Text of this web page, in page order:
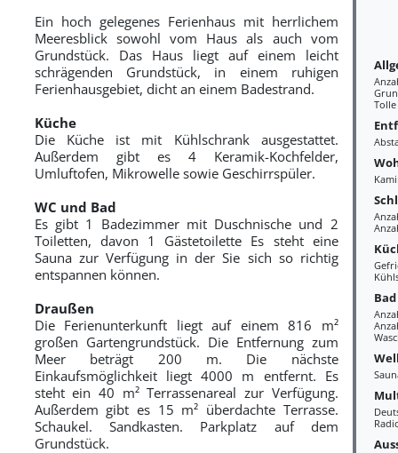
Bad
Ein hoch gelegenes Ferienhaus mit herrlichem
Meeresblick sowohl vom Haus als auch vom
Grundstück. Das Haus liegt auf einem leicht
schrägenden Grundstück, in einem ruhigen
Ferienhausgebiet, dicht an einem Badestrand.
Küche
Die Küche ist mit Kühlschrank ausgestattet.
Außerdem gibt es 4 Keramik-Kochfelder,
Umluftofen, Mikrowelle sowie Geschirrspüler.
WC und Bad
Es gibt 1 Badezimmer mit Duschnische und 2
Toiletten, davon 1 Gästetoilette Es steht eine
Sauna zur Verfügung in der Sie sich so richtig
entspannen können.
Draußen
Die Ferienunterkunft liegt auf einem 816 m²
großen Gartengrundstück. Die Entfernung zum
Meer beträgt 200 m. Die nächste
Einkaufsmöglichkeit liegt 4000 m entfernt. Es
steht ein 40 m² Terrassenareal zur Verfügung.
Außerdem gibt es 15 m² überdachte Terrasse.
Schaukel. Sandkasten. Parkplatz auf dem
Grundstück.